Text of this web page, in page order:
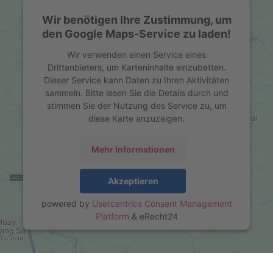
Wir benötigen Ihre Zustimmung, um
den Google Maps-Service zu laden!
Wir verwenden einen Service eines
Drittanbieters, um Karteninhalte einzubetten.
Dieser Service kann Daten zu Ihren Aktivitäten
sammeln. Bitte lesen Sie die Details durch und
stimmen Sie der Nutzung des Service zu, um
diese Karte anzuzeigen.
Mehr Informationen
Akzeptieren
powered by Usercentrics Consent Management
Platform & eRecht24